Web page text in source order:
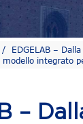
/
EDGELAB –
modello integrato
–